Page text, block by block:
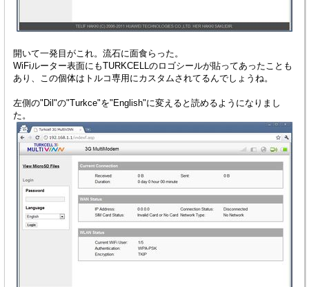
開いて一発目がこれ。流石に面食らった。
WiFiルーター表面にもTURKCELLのロゴシールが貼ってあったことも
あり、この個体はトルコ専用にカスタムされてるんでしょうね。
左側の"Dil"の"Turkce"を"English"に変えると読めるようになりまし
た。